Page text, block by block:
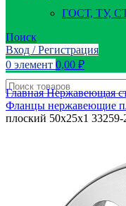
ГОСТ, ТУ,
Поиск
Вход / Регистрация
0 элемент 0,00 ₽
ГлавнаяНержавеющая
Фланцы нержавеющие
плоский 50х25х1